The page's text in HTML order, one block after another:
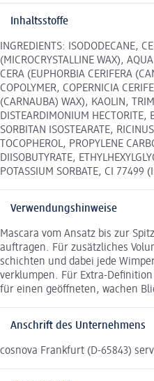
Inhaltsstoffe
INGREDIENTS: ISODODECANE,
(MICROCRYSTALLINE WAX),
CERA (EUPHORBIA CERIFERA
COPOLYMER, COPERNICIA
(CARNAUBA) WAX), KAOLIN,
DISTEARDIMONIUM HECTORITE,
SORBITAN ISOSTEARATE,
TOCOPHEROL, PROPYLENE
DIISOBUTYRATE,
POTASSIUM SORBATE, CI 77499
Verwendungshinweise
Mascara vom Ansatz bis zur
auftragen. Für zusätzliches
schichten und dabei jede
verklumpen. Für Extra-
für einen geöffneten, wachen
Anschrift des Unternehmens
cosnova Frankfurt (D-65843)